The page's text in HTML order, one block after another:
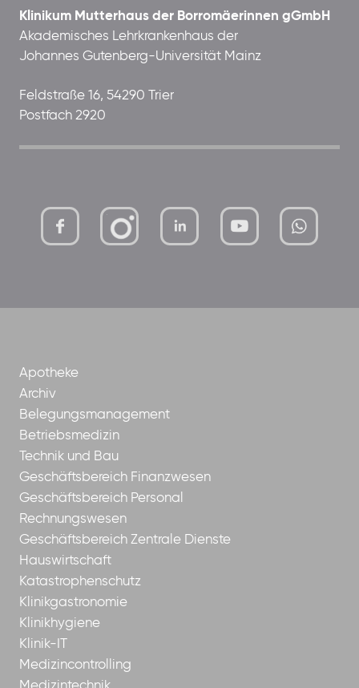
Klinikum Mutterhaus der Borromäerinnen gGmbH
Akademisches Lehrkrankenhaus der
Johannes Gutenberg-Universität Mainz
Feldstraße 16, 54290 Trier
Postfach 2920
mutterhaus-xMBTtqOwC1KKBww
Apotheke
Archiv
Belegungsmanagement
Betriebsmedizin
Technik und Bau
Geschäftsbereich Finanzwesen
Geschäftsbereich Personal
Rechnungswesen
Geschäftsbereich Zentrale Dienste
Hauswirtschaft
Katastrophenschutz
Klinikgastronomie
Klinikhygiene
Klinik-IT
Medizincontrolling